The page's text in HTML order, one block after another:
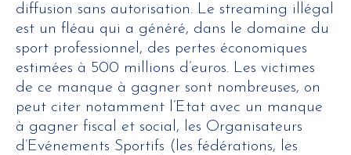
diffusion sans autorisation. Le streaming illégal
est un fléau qui a généré, dans le domaine du
sport professionnel, des pertes économiques
estimées à 500 millions d’euros. Les victimes
de ce manque à gagner sont nombreuses, on
peut citer notamment l’Etat avec un manque
à gagner fiscal et social, les Organisateurs
d’Evénements Sportifs (les fédérations, les